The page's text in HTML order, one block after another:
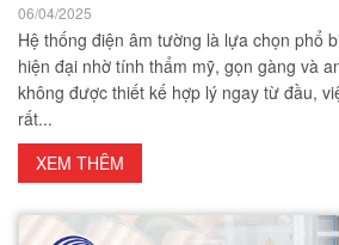
06/04/2025
Hệ thống điện âm tường là lựa chọn phổ
hiện đại nhờ tính thẩm mỹ, gọn gàng và
không được thiết kế hợp lý ngay từ đầu,
rất...
XEM THÊM